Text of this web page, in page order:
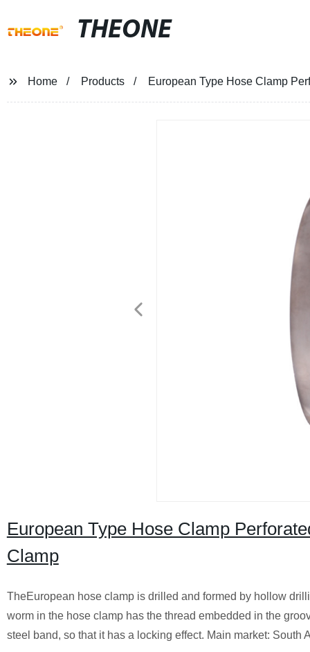
THEONE
Home Products European Type Hose Clamp
European Type Hose Clamp
Clamp
TheEuropean hose clamp is drilled and formed by hollow
worm in the hose clamp has the thread embedded in the
steel band, so that it has a locking effect. Main market: